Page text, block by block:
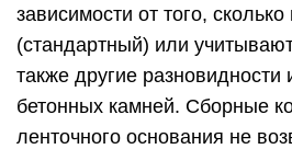
зависимости от того,
(стандартный) или
также другие разновидности
бетонных камней. Сборные
ленточного основания не